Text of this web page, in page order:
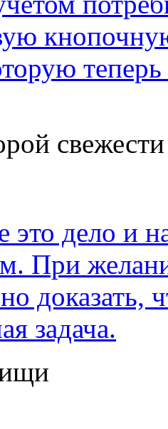
свежести
это дело и
При
доказать,
задача.